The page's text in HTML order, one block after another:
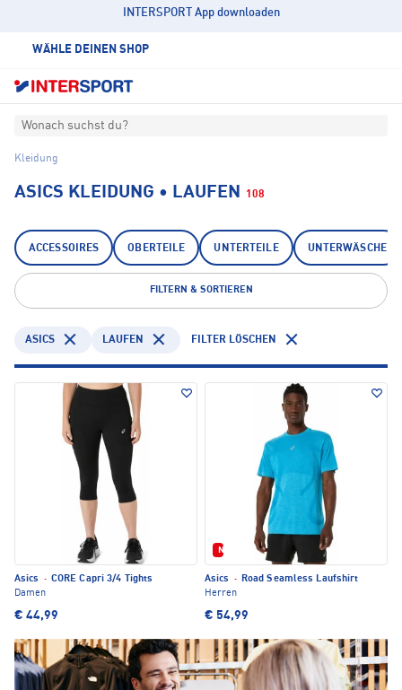
INTERSPORT App downloaden
WÄHLE DEINEN SHOP
Wonach suchst du?
Kleidung
ASICS KLEIDUNG • LAUFEN 108
ACCESSOIRES OBERTEILE UNTERTEILE UNTERWÄSCHE
FILTERN & SORTIEREN
ASICS LAUFEN FILTER LÖSCHEN
Asics · CORE Capri 3/4 Tights
Damen
€ 44,99
Neu
Asics ·
Road Seamless Laufshirt
Herren
€ 54,99